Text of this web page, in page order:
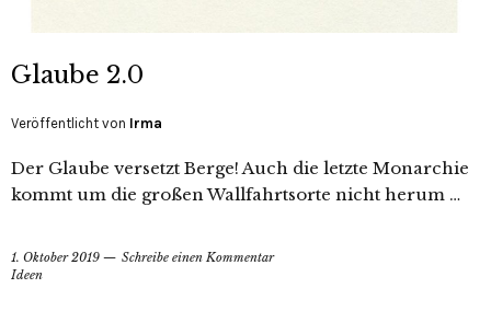
Glaube 2.0
Veröffentlicht von Irma
Der Glaube versetzt Berge! Auch die letzte Monarchie
kommt um die großen Wallfahrtsorte nicht herum …
1. Oktober 2019
Schreibe einen Kommentar
Ideen